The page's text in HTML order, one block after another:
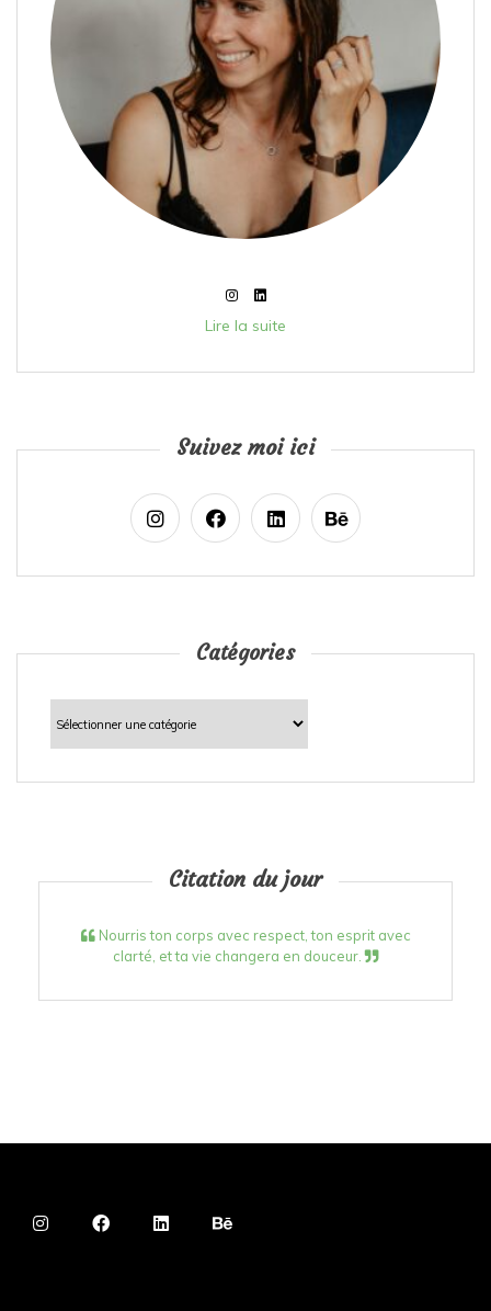
Lire la suite
Suivez moi ici
Catégories
Catégories
Citation du jour
Nourris ton corps avec respect, ton esprit avec
clarté, et ta vie changera en douceur.